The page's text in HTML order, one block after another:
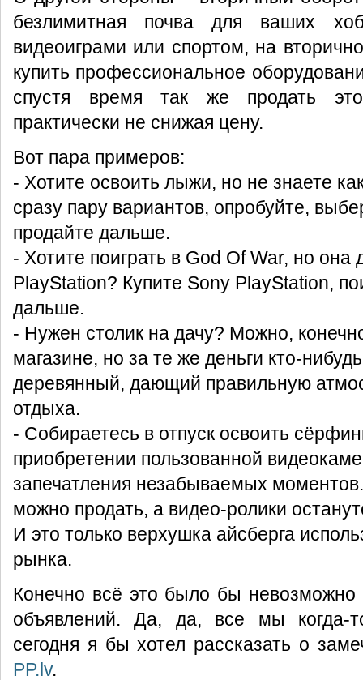
безлимитная почва для ваших
видеоиграми или спортом, на
купить профессиональное
спустя время так же продать
практически не снижая цену.
Вот пара примеров:
- Хотите освоить лыжи, но не знаете
сразу пару вариантов, опробуйте,
продайте дальше.
- Хотите поиграть в God Of War, но она
PlayStation? Купите Sony PlayStation,
дальше.
- Нужен столик на дачу? Можно,
магазине, но за те же деньги кто-
деревянный, дающий правильную
отдыха.
- Собираетесь в отпуск освоить
приобретении пользованной
запечатления незабываемых
можно продать, а видео-ролики
И это только верхушка айсберга
рынка.
Конечно всё это было бы невозможно
объявлений. Да, да, все мы когда-
сегодня я бы хотел рассказать о
PP.lv.